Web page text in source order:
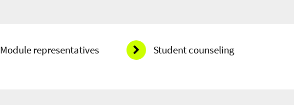
Module representatives Student counseling